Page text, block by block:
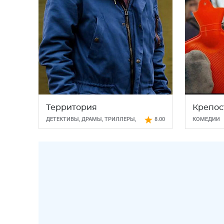
Территория
ДЕТЕКТИВЫ, ДРАМЫ, ТРИЛЛЕРЫ,
УЖАСЫ,ФЭНТЕЗИ
8.00 КОМЕДИИ